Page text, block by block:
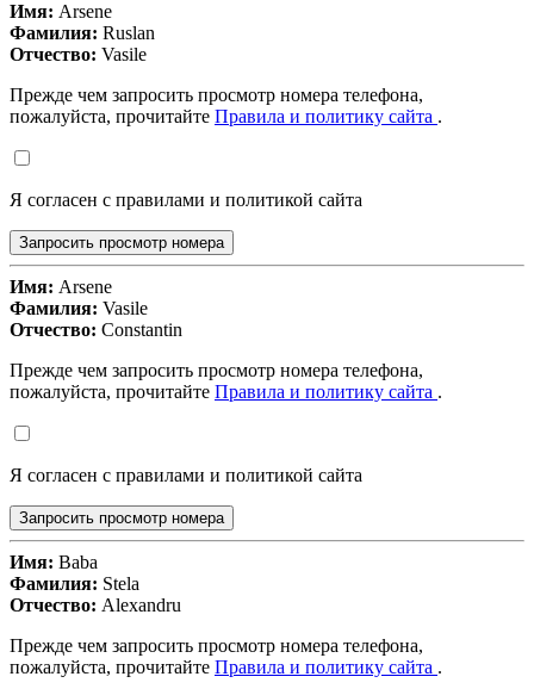
Имя: Arsene
Фамилия: Ruslan
Отчество: Vasile
Прежде чем запросить просмотр номера телефона,
пожалуйста, прочитайте Правила и политику сайта .
Я согласен с правилами и политикой сайта
Запросить просмотр номера
Имя: Arsene
Фамилия: Vasile
Отчество: Constantin
Прежде чем запросить просмотр номера телефона,
пожалуйста, прочитайте Правила и политику сайта .
Я согласен с правилами и политикой сайта
Запросить просмотр номера
Имя: Baba
Фамилия: Stela
Отчество: Alexandru
Прежде чем запросить просмотр номера телефона,
пожалуйста, прочитайте Правила и политику сайта .